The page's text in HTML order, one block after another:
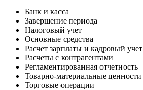
Банк и касса
Завершение периода
Налоговый учет
Основные средства
Расчет зарплаты и кадровый учет
Расчеты с контрагентами
Регламентированная отчетность
Товарно-материальные ценности
Торговые операции